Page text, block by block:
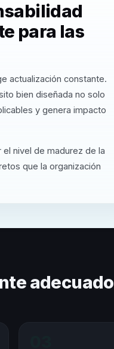
para las
actualización constante.
bien diseñada no solo
y genera impacto
nivel de madurez de la
que la organización
adecuado